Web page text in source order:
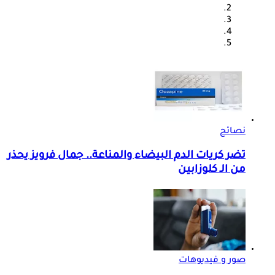
نصائح
تضر كريات الدم البيضاء والمناعة.. جمال فرويز يحذر
من الـ كلوزابين
صور و فيديوهات